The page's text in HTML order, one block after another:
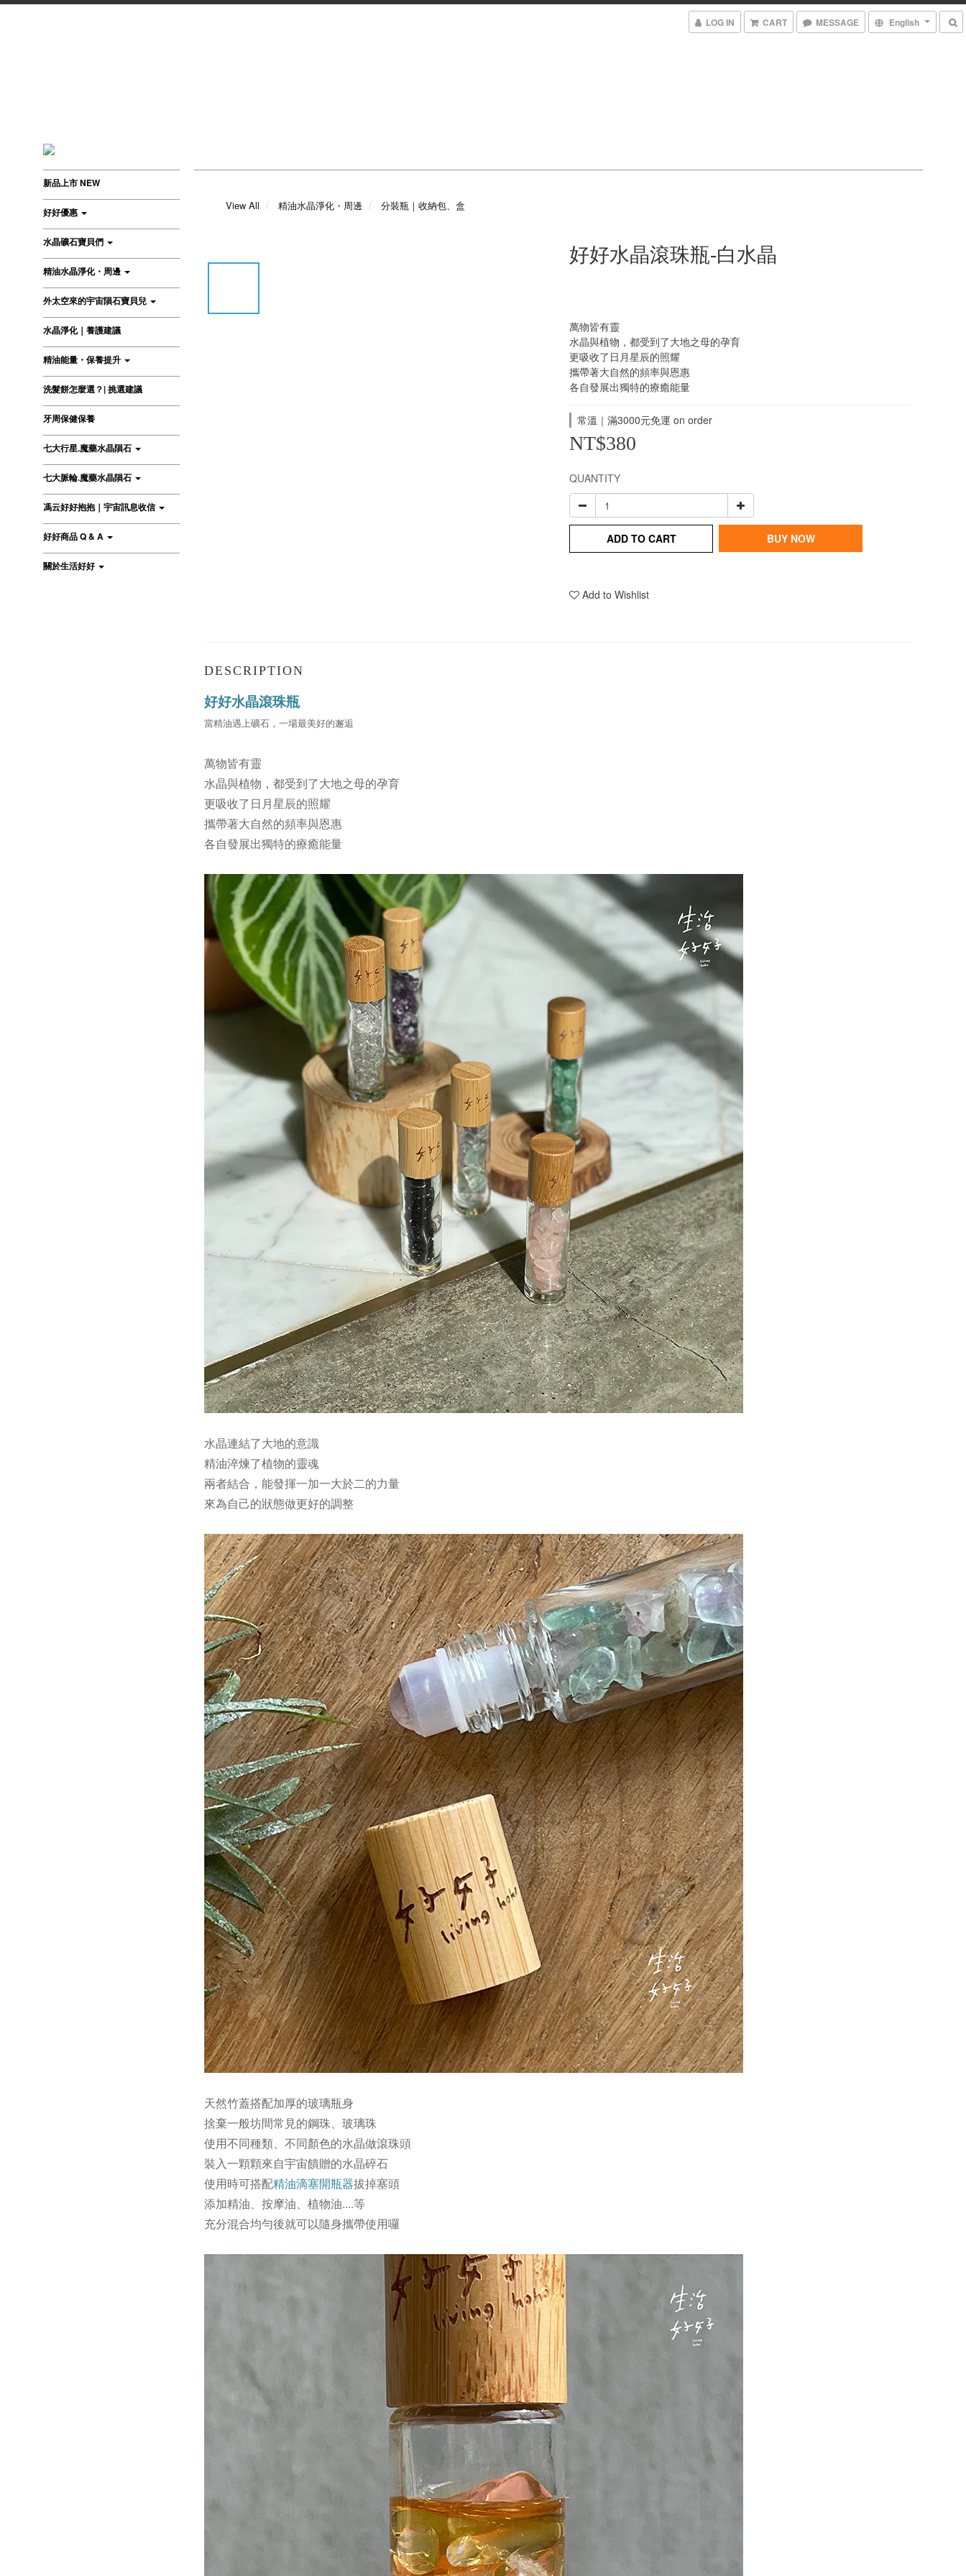
LOG IN CART MESSAGE English
新品上市 NEW
好好優惠
水晶礦石寶貝們
精油水晶淨化・周邊
外太空來的宇宙隕石寶貝兒
水晶淨化｜養護建議
精油能量・保養提升
洗髮餅怎麼選？| 挑選建議
牙周保健保養
七大行星.魔藥水晶隕石
七大脈輪.魔藥水晶隕石
馮云好好抱抱｜宇宙訊息收信
好好商品 Q & A
關於生活好好
View All 精油水晶淨化・周邊 分裝瓶｜收納包、盒
好好水晶滾珠瓶-白水晶
萬物皆有靈
水晶與植物，都受到了大地之母的孕育
更吸收了日月星辰的照耀
攜帶著大自然的頻率與恩惠
各自發展出獨特的療癒能量
常溫｜滿3000元免運 on order
NT$380
QUANTITY
ADD TO CART BUY NOW
Add to Wishlist
DESCRIPTION
好好水晶滾珠瓶
當精油遇上礦石，一場最美好的邂逅
萬物皆有靈
水晶與植物，都受到了大地之母的孕育
更吸收了日月星辰的照耀
攜帶著大自然的頻率與恩惠
各自發展出獨特的療癒能量
水晶連結了大地的意識
精油淬煉了植物的靈魂
兩者結合，能發揮一加一大於二的力量
來為自己的狀態做更好的調整
天然竹蓋搭配加厚的玻璃瓶身
捨棄一般坊間常見的鋼珠、玻璃珠
使用不同種類、不同顏色的水晶做滾珠頭
裝入一顆顆來自宇宙饋贈的水晶碎石
使用時可搭配精油滴塞開瓶器拔掉塞頭
添加精油、按摩油、植物油....等
充分混合均勻後就可以隨身攜帶使用囉